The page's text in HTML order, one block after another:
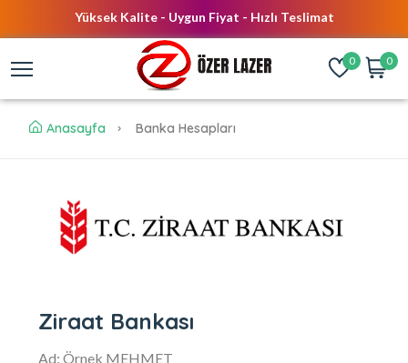
Yüksek Kalite - Uygun Fiyat - Hızlı Teslimat
Bayilik talepleriniz için info@ozerlazer.com adresine mail
gönderiniz
Tüm Fiber Lazer Sarf Malzemeleri Tek Noktada!
0 0
Anasayfa Banka Hesapları
Ziraat Bankası
Ad: Örnek MEHMET